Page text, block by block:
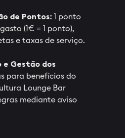
de Pontos: 1 ponto
(1€ = 1 ponto),
e taxas de serviço.
Gestão dos
para benefícios do
Lounge Bar
mediante aviso